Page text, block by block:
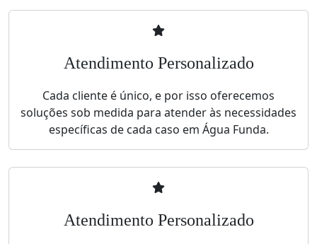
Atendimento Personalizado
Cada cliente é único, e por isso oferecemos
soluções sob medida para atender às necessidades
específicas de cada caso em Água Funda.
Atendimento Personalizado